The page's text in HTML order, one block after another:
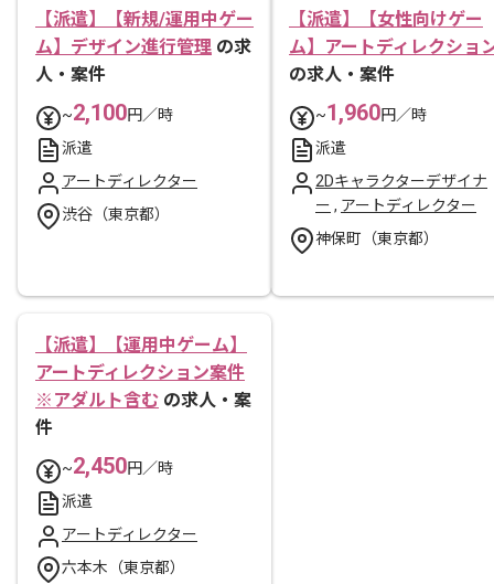
【派遣】【新規/運用中ゲー
ム】デザイン進行管理 の求
人・案件
~2,100円／時
派遣
アートディレクター
渋谷（東京都）
【派遣】【女性向けゲー
ム】アートディレクショ
の求人・案件
~1,960円／時
派遣
2Dキャラクターデザイナ
ー , アートディレクター
神保町（東京都）
【派遣】【運用中ゲーム】
アートディレクション案件
※アダルト含む の求人・案
件
~2,450円／時
派遣
アートディレクター
六本木（東京都）